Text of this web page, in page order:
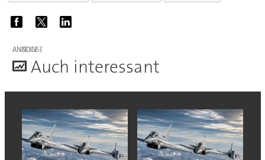
ANZEIGE
Auch interessant